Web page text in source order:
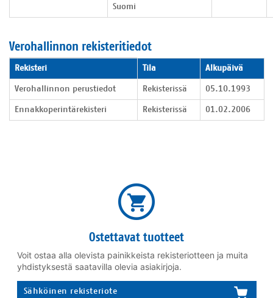
Suomi
Verohallinnon rekisteritiedot
Verohallinnon rekisteritiedot
Rekisteri Tila Alkupäivä
Verohallinnon perustiedot Rekisterissä 05.10.1993
Ennakkoperintärekisteri Rekisterissä 01.02.2006
Ostettavat tuotteet
Voit ostaa alla olevista painikkeista rekisteriotteen ja muita
yhdistyksestä saatavilla olevia asiakirjoja.
Sähköinen rekisteriote